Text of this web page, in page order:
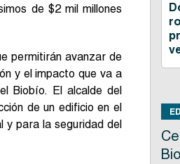
de $2 mil millones
permitirán avanzar de
y el impacto que va a
Biobío. El alcalde del
de un edificio en el
y para la seguridad del